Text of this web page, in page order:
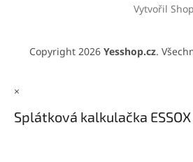
Vytvořil
Copyright 2026 Yesshop.cz.
×
Splátková kalkulačka ESSOX